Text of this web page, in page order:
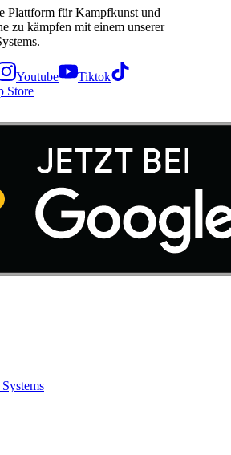
Plattform für Kampfkunst und
zu kämpfen mit einem unserer
Youtube Tiktok